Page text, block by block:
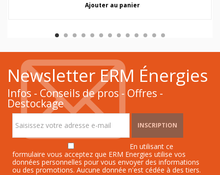
Ajouter au panier
Newsletter ERM Énergies
Infos - Conseils de pros - Offres -
Destockage
INSCRIPTION
En utilisant ce
formulaire vous acceptez que ERM Energies utilise vos
données personnelles pour vous envoyer des informations
ou des promotions. Aucune donnée n'est cédée à des tiers.